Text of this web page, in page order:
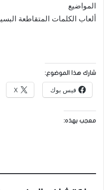
المواضيع
ألعاب الكلمات المتقاطعة
شارك هذا الموضوع:
فيس بوك X
معجب بهذه: